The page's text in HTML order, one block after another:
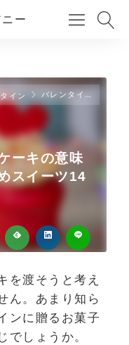
ー
イン バレンタインのカップケーキの意味は？愛を伝えるおすすめスイーツ14選
ーキの意味
スイーツ14
を渡そうと考え
ん。あまり知ら
ンに贈るお菓子
でしょうか。